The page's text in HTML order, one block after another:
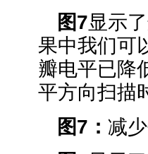
图7显示
果中我们可
瓣电平已降
平方向扫描
图7 ： 减